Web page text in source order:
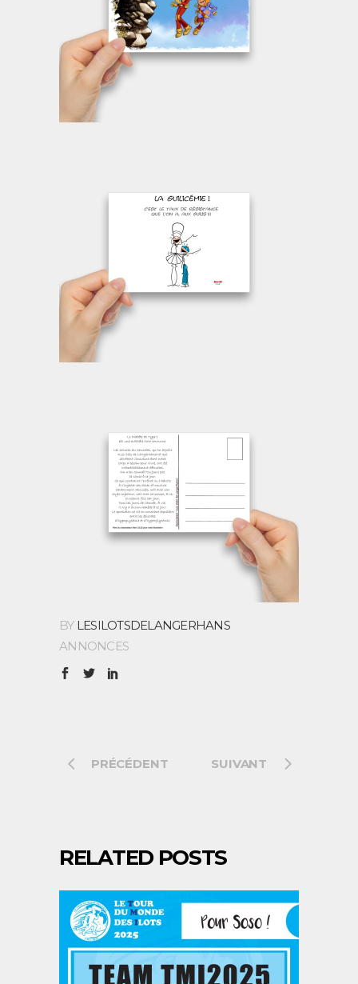
BY LESILOTSDELANGERHANS
ANNONCES
PRÉCÉDENT SUIVANT
RELATED POSTS